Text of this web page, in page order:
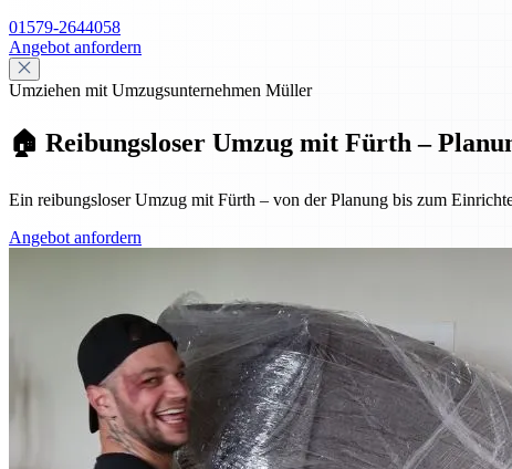
01579-2644058
Angebot anfordern
Umziehen mit Umzugsunternehmen Müller
🏠 Reibungsloser Umzug mit Fürth –
Ein reibungsloser Umzug mit Fürth – von der Planung bis zum
Angebot anfordern